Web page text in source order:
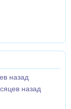
назад
назад